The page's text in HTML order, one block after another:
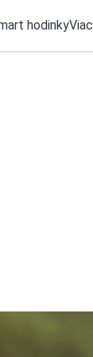
hodinkyViac